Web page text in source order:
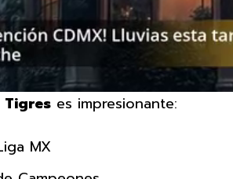
Tigres es impresionante:
MX